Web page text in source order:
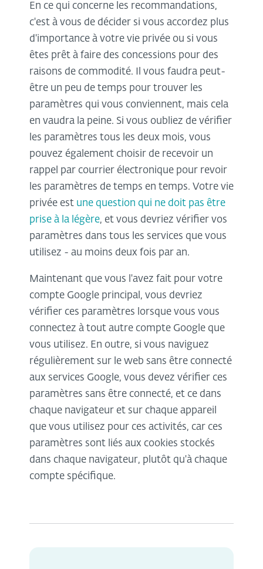
En ce qui concerne les recommandations,
c'est à vous de décider si vous accordez plus
d'importance à votre vie privée ou si vous
êtes prêt à faire des concessions pour des
raisons de commodité. Il vous faudra peut-
être un peu de temps pour trouver les
paramètres qui vous conviennent, mais cela
en vaudra la peine. Si vous oubliez de vérifier
les paramètres tous les deux mois, vous
pouvez également choisir de recevoir un
rappel par courrier électronique pour revoir
les paramètres de temps en temps. Votre vie
privée est une question qui ne doit pas être
prise à la légère, et vous devriez vérifier vos
paramètres dans tous les services que vous
utilisez - au moins deux fois par an.
Maintenant que vous l'avez fait pour votre
compte Google principal, vous devriez
vérifier ces paramètres lorsque vous vous
connectez à tout autre compte Google que
vous utilisez. En outre, si vous naviguez
régulièrement sur le web sans être connecté
aux services Google, vous devez vérifier ces
paramètres sans être connecté, et ce dans
chaque navigateur et sur chaque appareil
que vous utilisez pour ces activités, car ces
paramètres sont liés aux cookies stockés
dans chaque navigateur, plutôt qu'à chaque
compte spécifique.